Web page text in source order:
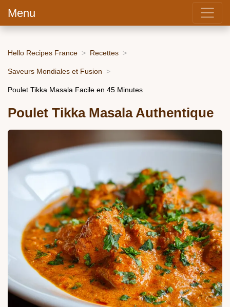
Menu
Hello Recipes France Recettes
Saveurs Mondiales et Fusion
Poulet Tikka Masala Facile en 45 Minutes
Poulet Tikka Masala Authentique